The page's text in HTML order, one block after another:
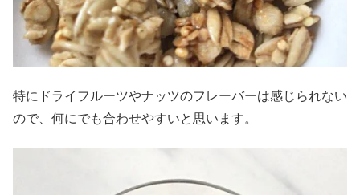
特にドライフルーツやナッツのフレーバーは感じられない
ので、何にでも合わせやすいと思います。